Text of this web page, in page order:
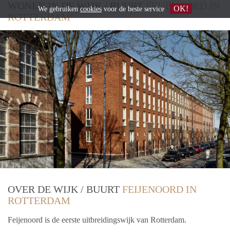
WONEN IN DE WIJK / BUURTFEIJENOORD IN
ROTTERDAM
OVER DE WIJK / BUURT FEIJENOORD IN
ROTTERDAM
Feijenoord is de eerste uitbreidingswijk van Rotterdam.
We gebruiken cookies voor de beste service OK!